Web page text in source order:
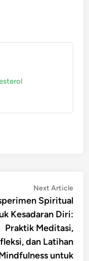
Next Article
Spiritual
Kesadaran Diri:
Praktik Meditasi,
dan Latihan
untuk